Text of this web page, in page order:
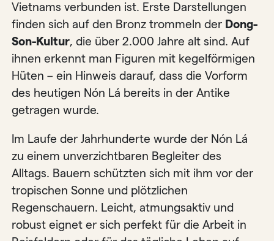
Vietnams verbunden ist. Erste Darstellungen
finden sich auf den Bronz trommeln der Dong-
Son-Kultur, die über 2.000 Jahre alt sind. Auf
ihnen erkennt man Figuren mit kegelförmigen
Hüten – ein Hinweis darauf, dass die Vorform
des heutigen Nón Lá bereits in der Antike
getragen wurde.
Im Laufe der Jahrhunderte wurde der Nón Lá
zu einem unverzichtbaren Begleiter des
Alltags. Bauern schützten sich mit ihm vor der
tropischen Sonne und plötzlichen
Regenschauern. Leicht, atmungsaktiv und
robust eignet er sich perfekt für die Arbeit in